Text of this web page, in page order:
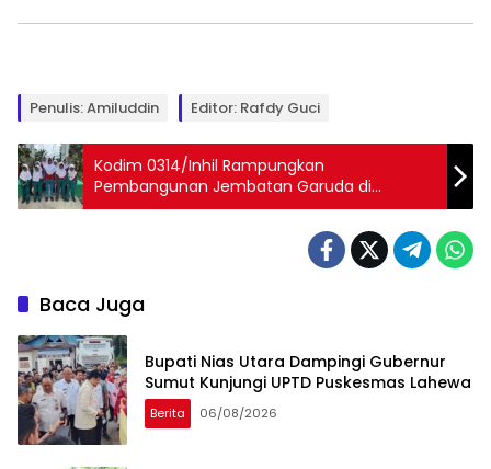
Penulis: Amiluddin Editor: Rafdy Guci
Kodim 0314/Inhil Rampungkan
Pembangunan Jembatan Garuda di
Kotabaru, Akses Warga Kini Lebih Lancar
Baca Juga
Bupati Nias Utara Dampingi Gubernur
Sumut Kunjungi UPTD Puskesmas Lahewa
Berita 06/08/2026